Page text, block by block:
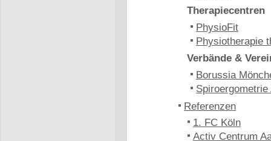
Therapiecentren
PhysioFit
Physiotherapie
Verbände &
Borussia
Spiroergometrie
Referenzen
1. FC Köln
Activ Centrum